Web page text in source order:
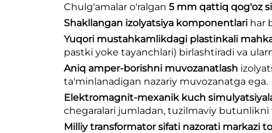
Chulg'amalar o'ralgan 5 mm qattiq qog'oz
Shakllangan izolyatsiya komponentlari har
Yuqori mustahkamlikdagi plastinkali
pastki yoke tayanchlari) birlashtiradi va
Aniq amper-borishni muvozanatlash
ta'minlanadigan nazariy muvozanatga ega.
Elektromagnit-mexanik kuch
chegaralari jumladan, tuzilmaviy butunlikni
Milliy transformator sifati nazorati markazi